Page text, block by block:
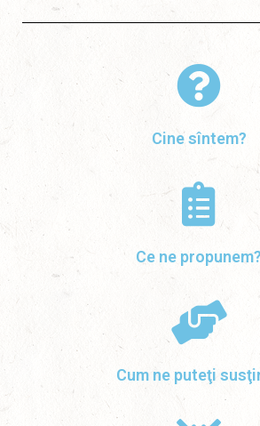
Cine sîntem?
Ce ne propunem?
Cum ne puteţi